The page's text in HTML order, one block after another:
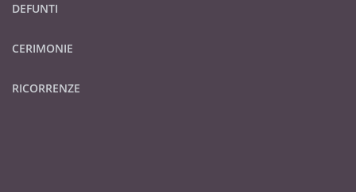
DEFUNTI
CERIMONIE
RICORRENZE